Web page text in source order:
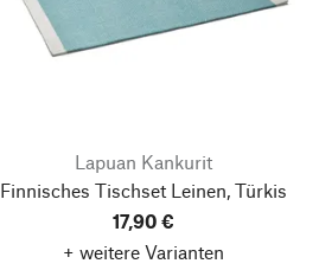
Lapuan Kankurit
Finnisches Tischset Leinen, Türkis
17,90 €
+ weitere Varianten